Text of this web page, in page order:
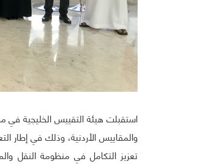
والمقاييس الأردنية، وذلك في إطار
تعزيز التكامل في منظومة النقل